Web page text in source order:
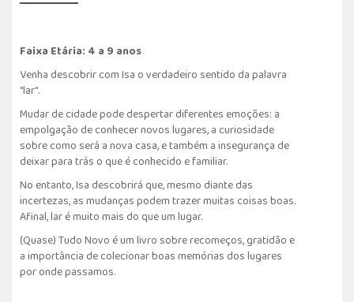
Faixa Etária: 4 a 9 anos
Venha descobrir com Isa o verdadeiro sentido da palavra
"lar".
Mudar de cidade pode despertar diferentes emoções: a
empolgação de conhecer novos lugares, a curiosidade
sobre como será a nova casa, e também a insegurança de
deixar para trás o que é conhecido e familiar.
No entanto, Isa descobrirá que, mesmo diante das
incertezas, as mudanças podem trazer muitas coisas boas.
Afinal, lar é muito mais do que um lugar.
(Quase) Tudo Novo é um livro sobre recomeços, gratidão e
a importância de colecionar boas memórias dos lugares
por onde passamos.